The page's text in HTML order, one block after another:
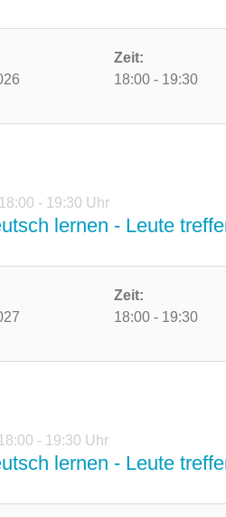
Zeit:
18:00 - 19:30
18:00 - 19:30 Uhr
lernen - Leute
Zeit:
18:00 - 19:30
18:00 - 19:30 Uhr
lernen - Leute